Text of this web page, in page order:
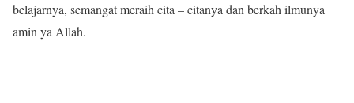
belajarnya, semangat meraih cita – citanya dan berkah ilmunya
amin ya Allah.